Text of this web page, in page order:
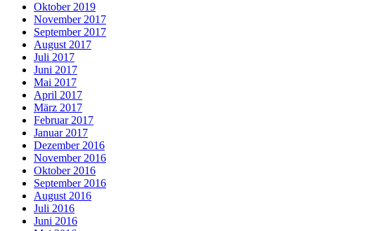
Oktober 2019
November 2017
September 2017
August 2017
Juli 2017
Juni 2017
Mai 2017
April 2017
März 2017
Februar 2017
Januar 2017
Dezember 2016
November 2016
Oktober 2016
September 2016
August 2016
Juli 2016
Juni 2016